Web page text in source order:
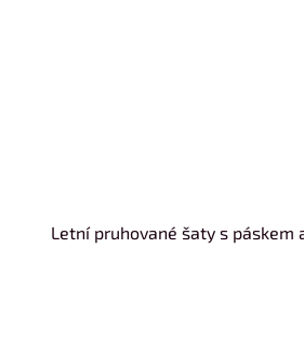
Letní pruhované šaty s páskem